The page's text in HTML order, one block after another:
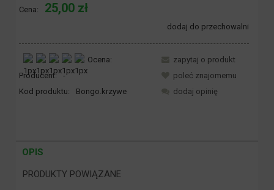
Cena: 25,00 zł
dodaj do przechowalni
Ocena:
Producent: -
Kod produktu:
Bongo.krzywe
zapytaj o produkt
poleć znajomemu
dodaj opinię
OPIS
PRODUKTY POWIĄZANE